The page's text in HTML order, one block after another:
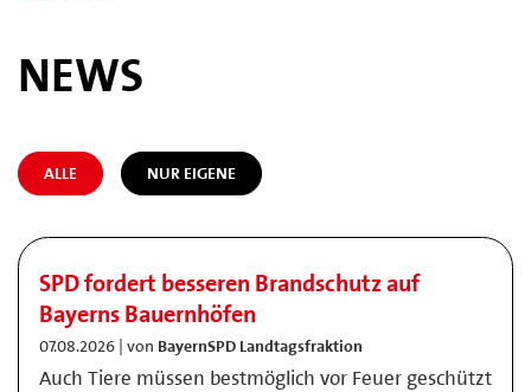
NEWS
ALLE NUR EIGENE
SPD fordert besseren Brandschutz auf
Bayerns Bauernhöfen
07.08.2026 | von BayernSPD Landtagsfraktion
Auch Tiere müssen bestmöglich vor Feuer geschützt